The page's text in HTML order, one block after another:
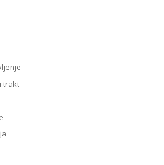
trakt